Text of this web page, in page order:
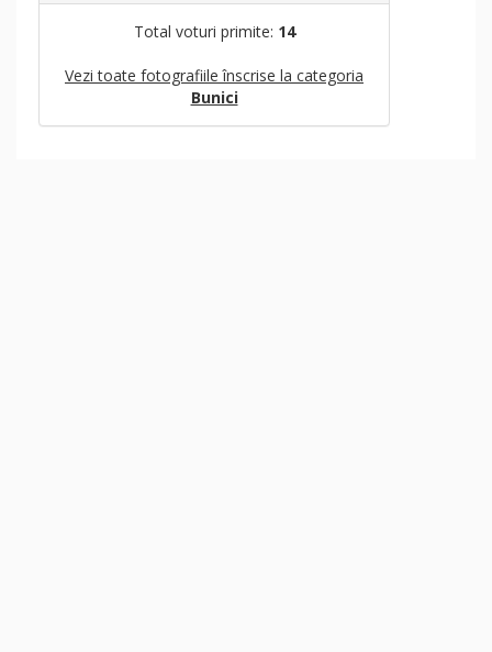
Total voturi primite: 14
Vezi toate fotografiile înscrise la categoria
Bunici